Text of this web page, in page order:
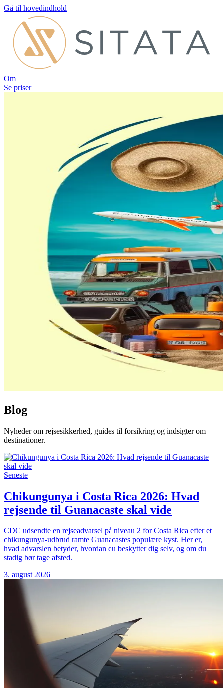
Gå til hovedindhold
Om
Se priser
Blog
Nyheder om rejsesikkerhed, guides til forsikring og indsigter om
destinationer.
Seneste
Chikungunya i Costa Rica 2026: Hvad
rejsende til Guanacaste skal vide
CDC udsendte en rejseadvarsel på niveau 2 for Costa Rica efter et
chikungunya-udbrud ramte Guanacastes populære kyst. Her er,
hvad advarslen betyder, hvordan du beskytter dig selv, og om du
stadig bør tage afsted.
3. august 2026